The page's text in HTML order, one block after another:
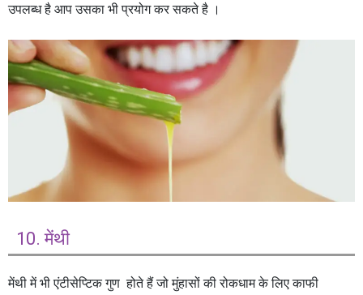
उपलब्ध है आप उसका भी प्रयोग कर सकते है ।
10. मेंथी
मेंथी में भी एंटीसेप्टिक गुण होते हैं जो मुंहासों की रोकधाम के लिए काफी